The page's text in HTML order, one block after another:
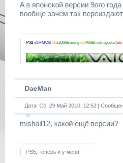
A в японской версии 9ого
вообще зачем так
PS2v.9 FMCB ide120GBsmsng ide40GBmxtr agestar(
DaeMan
Дата: Сб, 29 Май 2010, 12:52 |
mishail12, какой ещё версии?
PS5, теперь и у меня